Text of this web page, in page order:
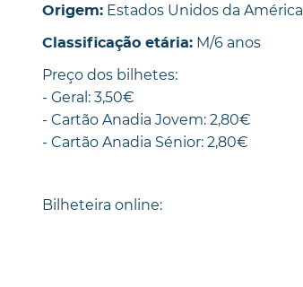
Origem: Estados Unidos da América
Classificação etária: M/6 anos
Preço dos bilhetes:
- Geral: 3,50€
- Cartão Anadia Jovem: 2,80€
- Cartão Anadia Sénior: 2,80€
Bilheteira online: